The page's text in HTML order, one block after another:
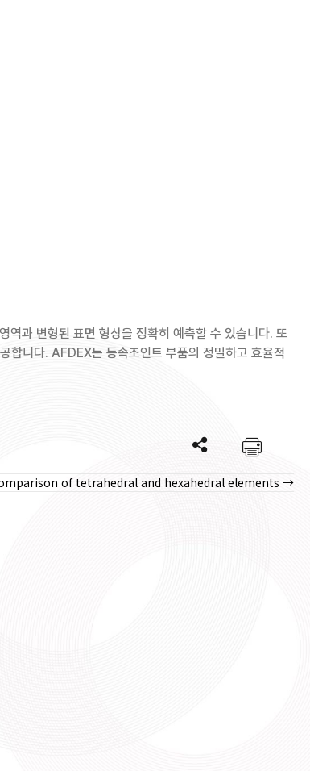
과 변형된 표면 형상을 정확히 예측할 수 있습니다. 또
니다. AFDEX는 등속조인트 부품의 정밀하고 효율적
of tetrahedral and hexahedral elements →